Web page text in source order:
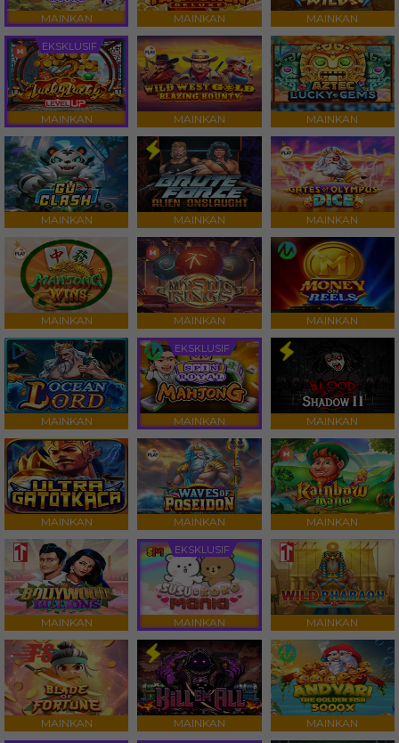
MAINKAN MAINKAN MAINKAN
EKSKLUSIF
MAINKAN MAINKAN MAINKAN
MAINKAN MAINKAN MAINKAN
MAINKAN MAINKAN MAINKAN
MAINKAN
EKSKLUSIF
MAINKAN MAINKAN
MAINKAN MAINKAN MAINKAN
MAINKAN
EKSKLUSIF
MAINKAN MAINKAN
MAINKAN MAINKAN MAINKAN